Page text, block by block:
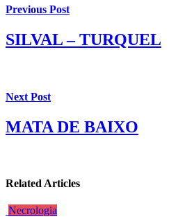
Previous Post
SILVAL – TURQUEL
Next Post
MATA DE BAIXO
Related Articles
Necrologia